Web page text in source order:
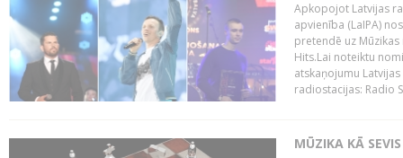
Apkopojot Latvijas
apvienība (LaIPA)
pretendē uz
Hits.Lai noteiktu
atskaņojumu
radiostacijas: Radio
MŪZIKA KĀ